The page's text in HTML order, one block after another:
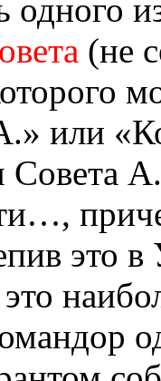
одного
(не
или
Совета
это в